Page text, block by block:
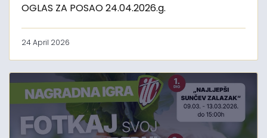
OGLAS ZA POSAO 24.04.2026.g.
24 April 2026